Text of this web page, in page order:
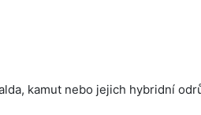
kamut nebo jejich hybridní